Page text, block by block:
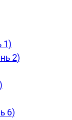
1)
2)
6)